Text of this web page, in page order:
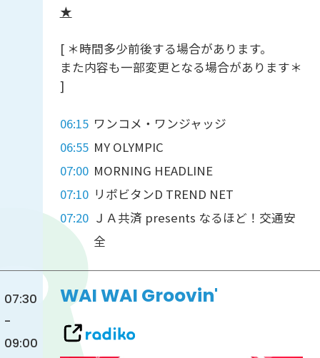
★
[ ＊時間多少前後する場合があります。
また内容も一部変更となる場合があります＊
]
06:15 ワンコメ・ワンジャッジ
06:55 MY OLYMPIC
07:00 MORNING HEADLINE
07:10 リポビタンD TREND NET
07:20 ＪＡ共済 presents なるほど！交通安
全
07:30
-
09:00
WAI WAI Groovin'